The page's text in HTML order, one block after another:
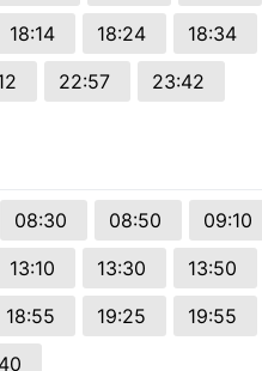
18:14 18:24 18:34
22:57 23:42
08:30 08:50 09:10
13:10 13:30 13:50
18:55 19:25 19:55